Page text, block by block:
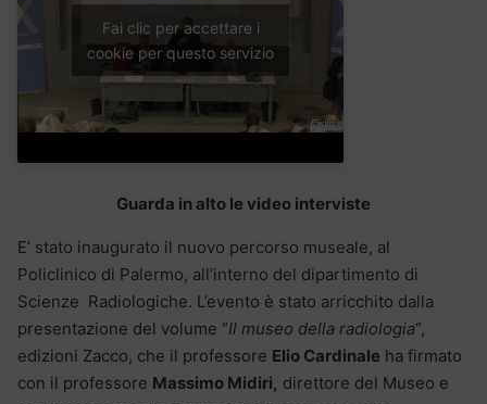
Fai clic per accettare i
cookie per questo servizio
Guarda in alto le video interviste
E’ stato inaugurato il nuovo percorso museale, al
Policlinico di Palermo, all’interno del dipartimento di
Scienze Radiologiche. L’evento è stato arricchito dalla
presentazione del volume “Il museo della radiologia“,
edizioni Zacco, che il professore Elio Cardinale ha firmato
con il professore Massimo Midiri, direttore del Museo e